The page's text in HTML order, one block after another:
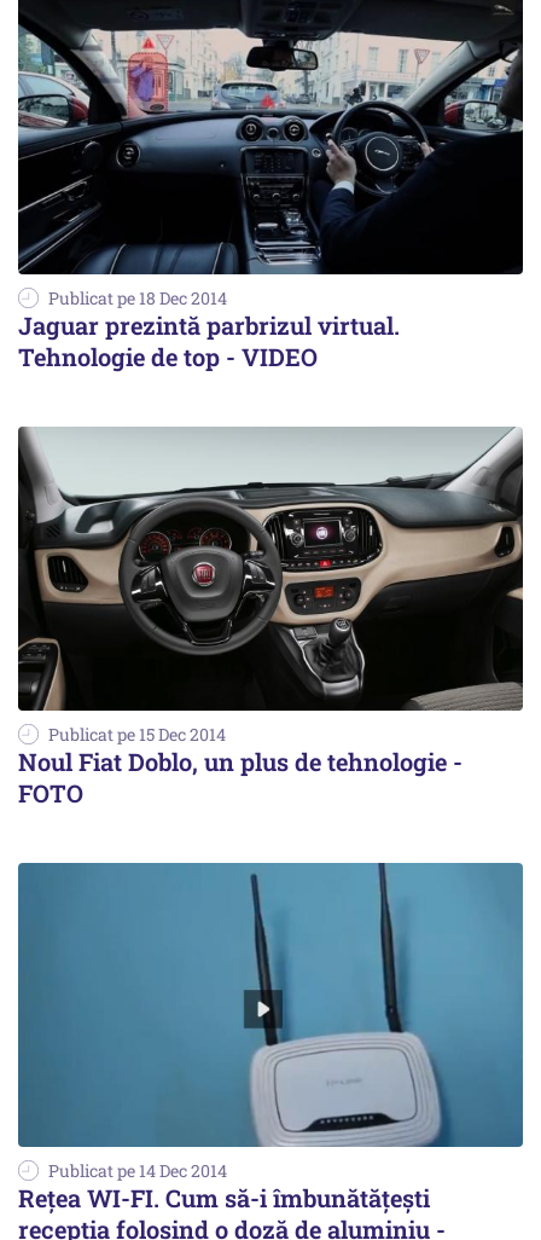
Publicat pe 18 Dec 2014
Jaguar prezintă parbrizul virtual.
Tehnologie de top - VIDEO
Publicat pe 15 Dec 2014
Noul Fiat Doblo, un plus de tehnologie -
FOTO
Publicat pe 14 Dec 2014
Reţea WI-FI. Cum să-i îmbunătăţeşti
recepţia folosind o doză de aluminiu -